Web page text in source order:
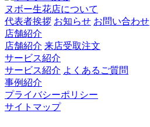
ヌボー生花店について
代表者挨拶 お知らせ お問い合わせ
店舗紹介
店舗紹介 来店受取注文
サービス紹介
サービス紹介 よくあるご質問
事例紹介
プライバシーポリシー
サイトマップ